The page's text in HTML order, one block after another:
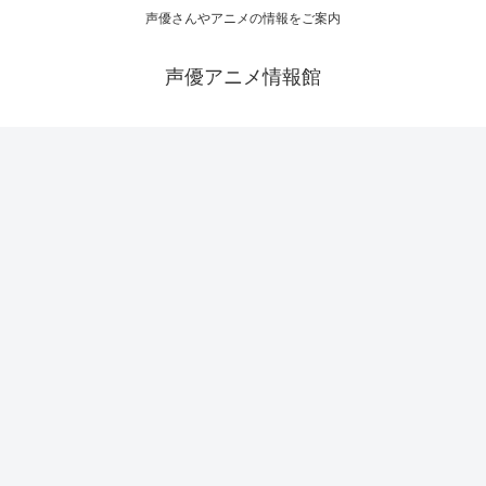
声優さんやアニメの情報をご案内
声優アニメ情報館